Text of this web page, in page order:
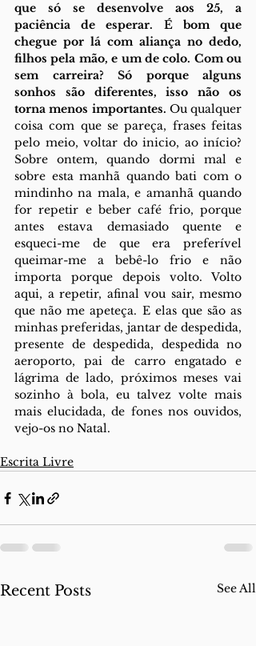
que só se desenvolve aos 25, a
paciência de esperar. É bom que
chegue por lá com aliança no dedo,
filhos pela mão, e um de colo. Com ou
sem carreira? Só porque alguns
sonhos são diferentes, isso não os
torna menos importantes. Ou qualquer
coisa com que se pareça, frases feitas
pelo meio, voltar do inicio, ao início?
Sobre ontem, quando dormi mal e
sobre esta manhã quando bati com o
mindinho na mala, e amanhã quando
for repetir e beber café frio, porque
antes estava demasiado quente e
esqueci-me de que era preferível
queimar-me a bebê-lo frio e não
importa porque depois volto. Volto
aqui, a repetir, afinal vou sair, mesmo
que não me apeteça. E elas que são as
minhas preferidas, jantar de despedida,
presente de despedida, despedida no
aeroporto, pai de carro engatado e
lágrima de lado, próximos meses vai
sozinho à bola, eu talvez volte mais
mais elucidada, de fones nos ouvidos,
vejo-os no Natal.
Escrita Livre
Recent Posts See All